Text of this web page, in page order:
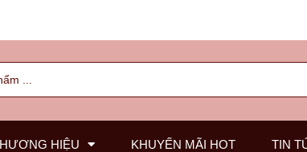
HIỆU KHUYẾN MÃI HOT TIN